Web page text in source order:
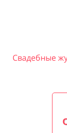
Свадебные